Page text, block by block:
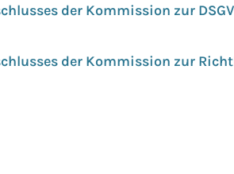
der Kommission zur
der Kommission zur